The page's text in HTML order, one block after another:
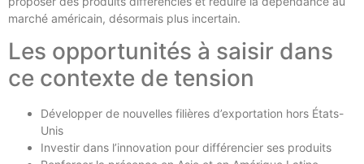
marché américain, désormais plus incertain.
Les opportunités à saisir dans
ce contexte de tension
Développer de nouvelles filières d’exportation hors États-
Unis
Investir dans l’innovation pour différencier ses produits